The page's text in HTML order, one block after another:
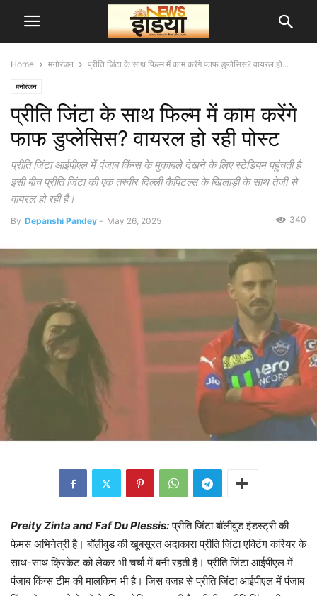
Home मनोरंजन प्रीति जिंटा के साथ फिल्म में काम करेंगे फाफ डुप्लेसिस? वायरल हो...
मनोरंजन
प्रीति जिंटा के साथ फिल्म में काम करेंगे
फाफ डुप्लेसिस? वायरल हो रही पोस्ट
प्रीति जिंटा आईपीएल में पंजाब किंग्स के मुकाबले देखने के लिए स्टेडियम पहुंचती है
इसी बीच प्रीति जिंटा की एक तस्वीर दिल्ली कैपिटल्स के खिलाड़ी के साथ तेजी से
वायरल हो रही है।
By Depanshi Pandey - May 26, 2025 340
Preity Zinta and Faf Du Plessis:प्रीति जिंटा बॉलीवुड इंडस्ट्री की
फेमस अभिनेत्री है। बॉलीवुड की खूबसूरत अदाकारा प्रीति जिंटा एक्टिंग करियर के
साथ-साथ क्रिकेट को लेकर भी चर्चा में बनी रहती हैं। प्रीति जिंटा आईपीएल में
पंजाब किंग्स टीम की मालकिन भी है। जिस वजह से प्रीति जिंटा आईपीएल में पंजाब